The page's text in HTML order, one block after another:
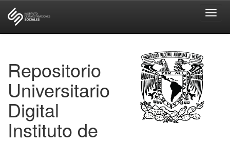
Repositorio
Universitario
Digital
Instituto de